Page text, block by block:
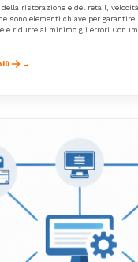
della ristorazione e del retail,
sono elementi chiave per
e ridurre al minimo gli errori.Con
livello superiore.